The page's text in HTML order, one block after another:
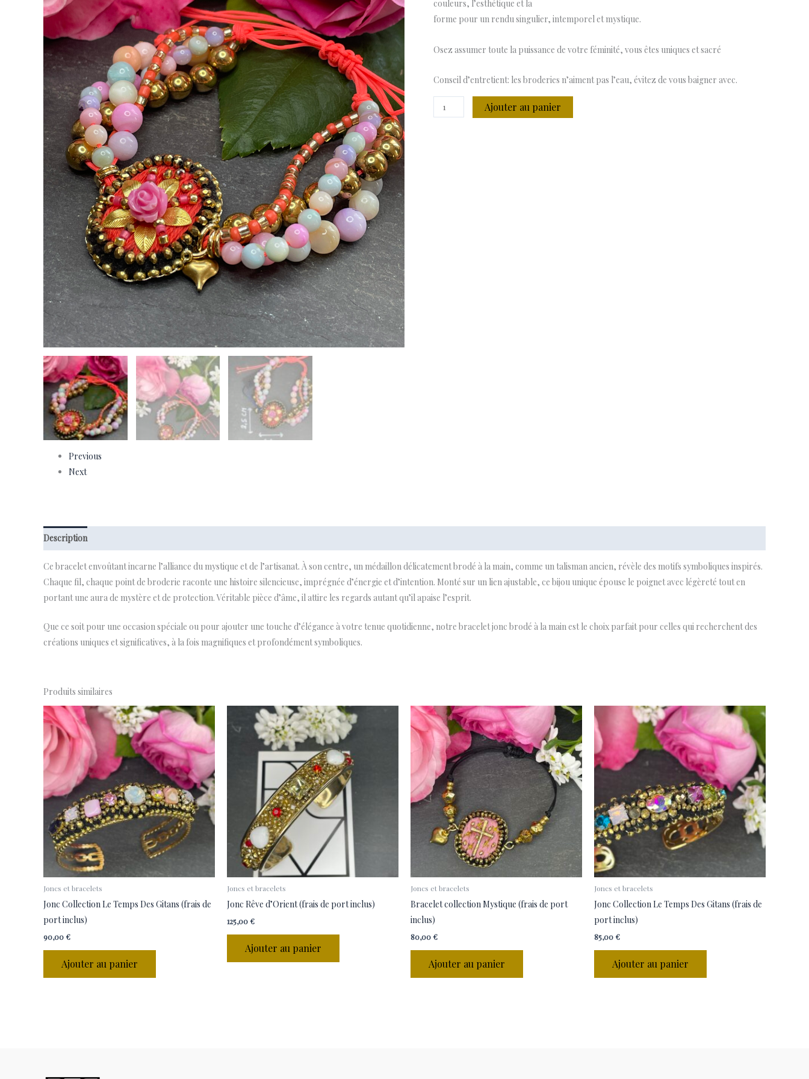
Previous
Next
couleurs, l’esthétique et la
forme pour un rendu singulier, intemporel et mystique.
Osez assumer toute la puissance de votre féminité, vous êtes uniques et sacré
Conseil d’entretient: les broderies n’aiment pas l’eau, évitez de vous baigner avec.
Ajouter au panier
Description
Ce bracelet envoûtant incarne l’alliance du mystique et de l’artisanat. À son centre, un médaillon délicatement brodé à la main, comme un talisman ancien, révèle des motifs symboliques inspirés.
Chaque fil, chaque point de broderie raconte une histoire silencieuse, imprégnée d’énergie et d’intention. Monté sur un lien ajustable, ce bijou unique épouse le poignet avec légèreté tout en
portant une aura de mystère et de protection. Véritable pièce d’âme, il attire les regards autant qu’il apaise l’esprit.
Que ce soit pour une occasion spéciale ou pour ajouter une touche d’élégance à votre tenue quotidienne, notre bracelet jonc brodé à la main est le choix parfait pour celles qui recherchent des
créations uniques et significatives, à la fois magnifiques et profondément symboliques.
Produits similaires
Joncs et bracelets
Jonc Collection Le Temps Des Gitans (frais de
port inclus)
90,00 €
Ajouter au panier
Joncs et bracelets
Jonc Rêve d’Orient (frais de port inclus)
125,00 €
Ajouter au panier
Joncs et bracelets
Bracelet collection Mystique (frais de port
inclus)
80,00 €
Ajouter au panier
Joncs et bracelets
Jonc Collection Le Temps Des Gitans (frais de
port inclus)
85,00 €
Ajouter au panier